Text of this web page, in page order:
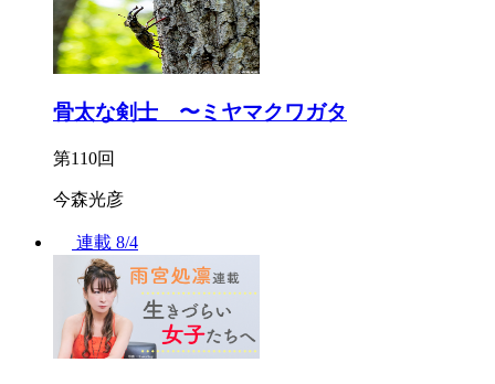
骨太な剣士 〜ミヤマクワガタ
第110回
今森光彦
連載 8/4